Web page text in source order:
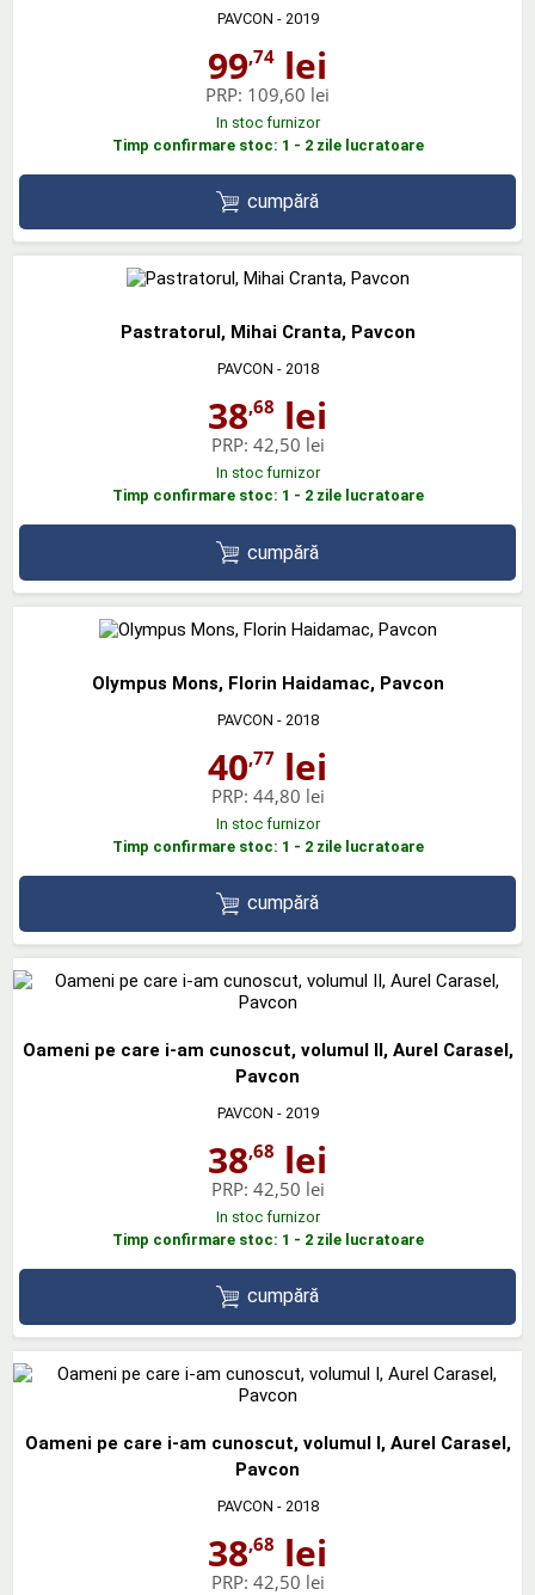
PAVCON - 2019
99,74 lei
PRP: 109,60 lei
In stoc furnizor
Timp confirmare stoc: 1 - 2 zile lucratoare
cumpără
Pastratorul, Mihai Cranta, Pavcon
PAVCON - 2018
38,68 lei
PRP: 42,50 lei
In stoc furnizor
Timp confirmare stoc: 1 - 2 zile lucratoare
cumpără
Olympus Mons, Florin Haidamac, Pavcon
PAVCON - 2018
40,77 lei
PRP: 44,80 lei
In stoc furnizor
Timp confirmare stoc: 1 - 2 zile lucratoare
cumpără
Oameni pe care i-am cunoscut, volumul II, Aurel Carasel,
Pavcon
PAVCON - 2019
38,68 lei
PRP: 42,50 lei
In stoc furnizor
Timp confirmare stoc: 1 - 2 zile lucratoare
cumpără
Oameni pe care i-am cunoscut, volumul I, Aurel Carasel,
Pavcon
PAVCON - 2018
38,68 lei
PRP: 42,50 lei